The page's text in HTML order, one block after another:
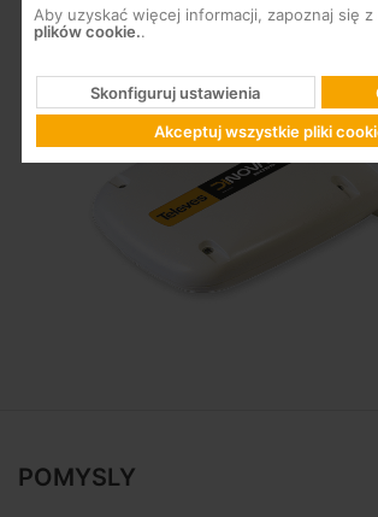
POMYSLY
Aby uzyskać więcej informacji, zapoznaj się z
plików cookie..
Skonfiguruj ustawienia
Akceptuj wszystkie pliki